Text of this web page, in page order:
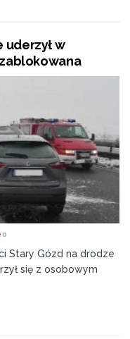
uderzył w
0
Stary Gózd na drodze
się z osobowym